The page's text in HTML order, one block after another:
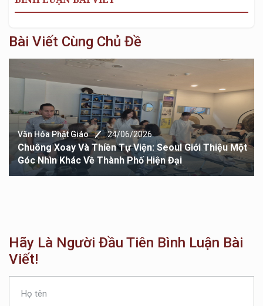
Bài Viết Cùng Chủ Đề
Văn Hóa Phật Giáo 24/06/2026
Chuông Xoay Và Thiền Tự Viện: Seoul Giới Thiệu Một
Góc Nhìn Khác Về Thành Phố Hiện Đại
Hãy Là Người Đầu Tiên Bình Luận Bài
Viết!